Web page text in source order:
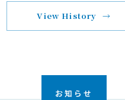
View History
お知らせ